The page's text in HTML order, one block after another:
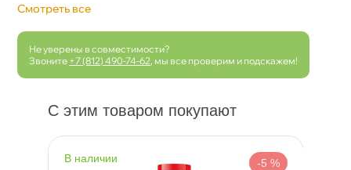
Смотреть все
Не уверены в совместимости?
Звоните +7 (812) 490-74-62 , мы все проверим и подскажем!
С этим товаром покупают
наличии -5 %